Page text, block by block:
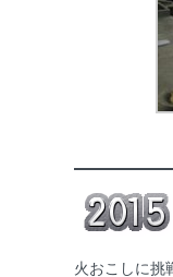
火おこしに挑